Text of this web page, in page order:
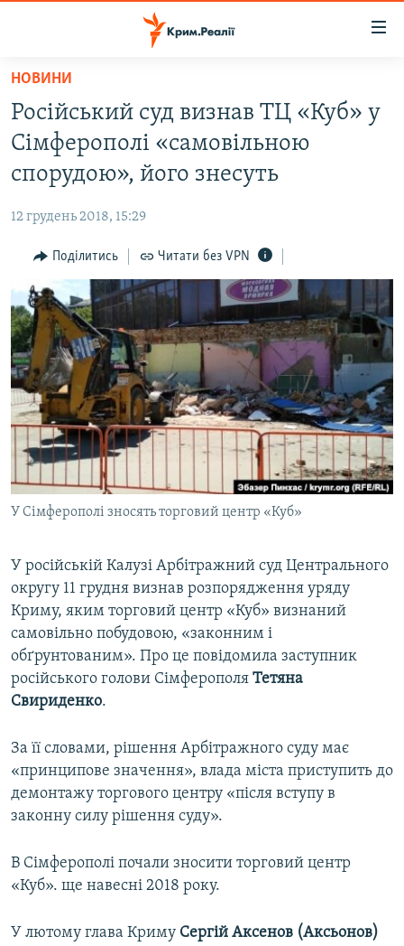
Перейти
основного
матеріалу
Перейти
до
основної
навігації
Перейти
пошуку
ВОДА.КРИМ
ВІДЕО ТА ФОТО
БЛОГИ
ПОГЛЯД
ІНТЕРВ'Ю
ВСЕ ЗА ДЕНЬ
СПЕЦПРОЕКТИ
ДЕПОРТАЦІЯ
ВІДЕОУРОКИ «ELIFBE»
СВІДЧЕННЯ ОКУПАЦІЇ
УКРАЇНСЬКА ПРОБЛЕМА КРИМУ
ІНФОГРАФІКА
ЯК ОБІЙТИ БЛОКУВАННЯ
Русский
Qırımtatar
ДОЛУЧАЙСЯ!
Усі сайти RFE/RL
НОВИНИ
Російський суд визнав ТЦ «Куб» у
Сімферополі «самовільною
спорудою», його знесуть
12 грудень 2018, 15:29
Поділитись Читати без VPN
У Сімферополі зносять торговий центр «Куб»
У російській Калузі Арбітражний суд Центрального
округу 11 грудня визнав розпорядження уряду
Криму, яким торговий центр «Куб» визнаний
самовільно побудовою, «законним і
обґрунтованим». Про це повідомила заступник
російського голови Сімферополя Тетяна
Свириденко.
За її словами, рішення Арбітражного суду має
«принципове значення», влада міста приступить до
демонтажу торгового центру «після вступу в
законну силу рішення суду».
В Сімферополі почали зносити торговий центр
«Куб». ще навесні 2018 року.
У лютому глава Криму Сергій Аксенов (Аксьонов)